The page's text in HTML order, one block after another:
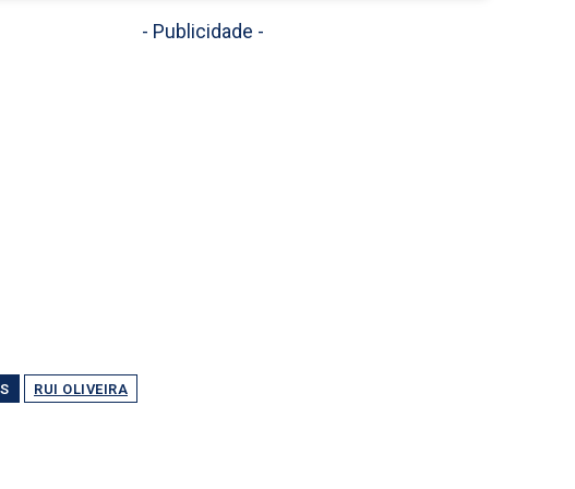
- Publicidade -
RUI OLIVEIRA